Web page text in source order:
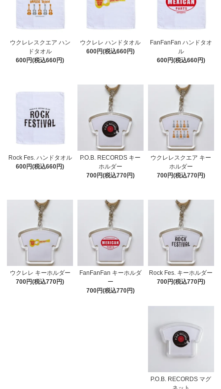
ウクレレスクエア ハン
ドタオル
600円(税込660円)
ウクレレ ハンドタオル
600円(税込660円)
FanFanFan ハンドタオ
ル
600円(税込660円)
Rock Fes. ハンドタオル
600円(税込660円)
P.O.B. RECORDS キー
ホルダー
700円(税込770円)
ウクレレスクエア キー
ホルダー
700円(税込770円)
ウクレレ キーホルダー
700円(税込770円)
FanFanFan キーホルダ
ー
700円(税込770円)
Rock Fes. キーホルダー
700円(税込770円)
P.O.B. RECORDS マグ